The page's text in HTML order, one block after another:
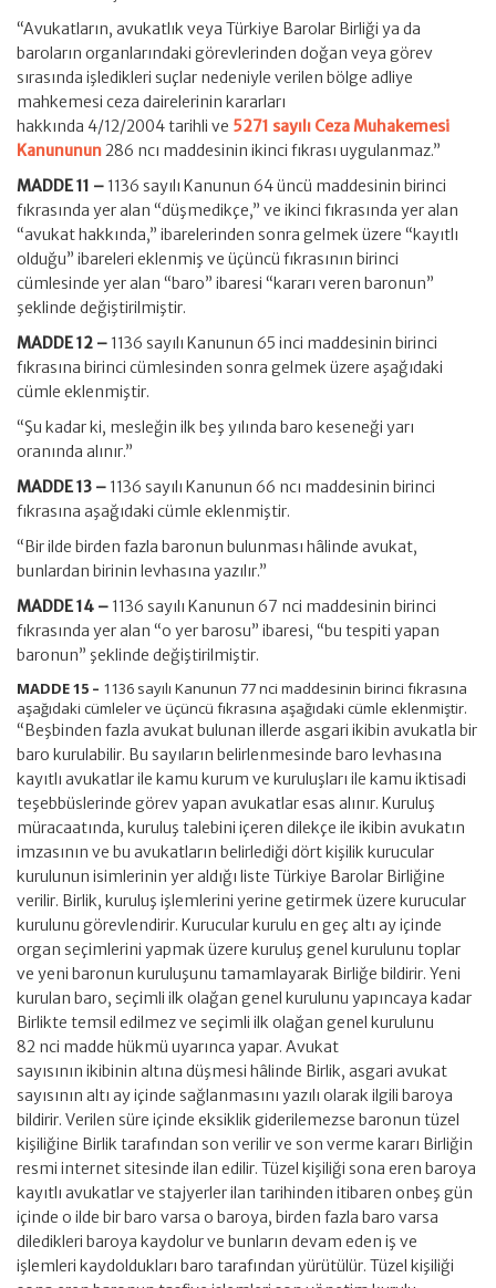
“Avukatların, avukatlık veya Türkiye Barolar Birliği ya da
baroların organlarındaki görevlerinden doğan veya görev
sırasında işledikleri suçlar nedeniyle verilen bölge adliye
mahkemesi ceza dairelerinin kararları
hakkında 4/12/2004 tarihli ve 5271 sayılı Ceza Muhakemesi
Kanununun286 ncı maddesinin ikinci fıkrası uygulanmaz.”
MADDE 11 – 1136 sayılı Kanunun 64 üncü maddesinin birinci
fıkrasında yer alan “düşmedikçe,” ve ikinci fıkrasında yer alan
“avukat hakkında,” ibarelerinden sonra gelmek üzere “kayıtlı
olduğu” ibareleri eklenmiş ve üçüncü fıkrasının birinci
cümlesinde yer alan “baro” ibaresi “kararı veren baronun”
şeklinde değiştirilmiştir.
MADDE 12 – 1136 sayılı Kanunun 65 inci maddesinin birinci
fıkrasına birinci cümlesinden sonra gelmek üzere aşağıdaki
cümle eklenmiştir.
“Şu kadar ki, mesleğin ilk beş yılında baro keseneği yarı
oranında alınır.”
MADDE 13 – 1136 sayılı Kanunun 66 ncı maddesinin birinci
fıkrasına aşağıdaki cümle eklenmiştir.
“Bir ilde birden fazla baronun bulunması hâlinde avukat,
bunlardan birinin levhasına yazılır.”
MADDE 14 – 1136 sayılı Kanunun 67 nci maddesinin birinci
fıkrasında yer alan “o yer barosu” ibaresi, “bu tespiti yapan
baronun” şeklinde değiştirilmiştir.
MADDE 15 – 1136 sayılı Kanunun 77 nci maddesinin birinci fıkrasına
aşağıdaki cümleler ve üçüncü fıkrasına aşağıdaki cümle eklenmiştir.
“Beşbinden fazla avukat bulunan illerde asgari ikibin avukatla bir
baro kurulabilir. Bu sayıların belirlenmesinde baro levhasına
kayıtlı avukatlar ile kamu kurum ve kuruluşları ile kamu iktisadi
teşebbüslerinde görev yapan avukatlar esas alınır. Kuruluş
müracaatında, kuruluş talebini içeren dilekçe ile ikibin avukatın
imzasının ve bu avukatların belirlediği dört kişilik kurucular
kurulunun isimlerinin yer aldığı liste Türkiye Barolar Birliğine
verilir. Birlik, kuruluş işlemlerini yerine getirmek üzere kurucular
kurulunu görevlendirir. Kurucular kurulu en geç altı ay içinde
organ seçimlerini yapmak üzere kuruluş genel kurulunu toplar
ve yeni baronun kuruluşunu tamamlayarak Birliğe bildirir. Yeni
kurulan baro, seçimli ilk olağan genel kurulunu yapıncaya kadar
Birlikte temsil edilmez ve seçimli ilk olağan genel kurulunu
82 nci madde hükmü uyarınca yapar. Avukat
sayısının ikibinin altına düşmesi hâlinde Birlik, asgari avukat
sayısının altı ay içinde sağlanmasını yazılı olarak ilgili baroya
bildirir. Verilen süre içinde eksiklik giderilemezse baronun tüzel
kişiliğine Birlik tarafından son verilir ve son verme kararı Birliğin
resmi internet sitesinde ilan edilir. Tüzel kişiliği sona eren baroya
kayıtlı avukatlar ve stajyerler ilan tarihinden itibaren onbeş gün
içinde o ilde bir baro varsa o baroya, birden fazla baro varsa
diledikleri baroya kaydolur ve bunların devam eden iş ve
işlemleri kaydoldukları baro tarafından yürütülür. Tüzel kişiliği